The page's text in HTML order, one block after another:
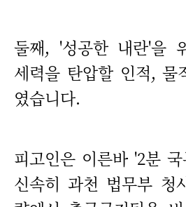
둘째, '성공한 내란'을
세력을 탄압할 인적, 물
였습니다.
피고인은 이른바 '2분
신속히 과천 법무부 청